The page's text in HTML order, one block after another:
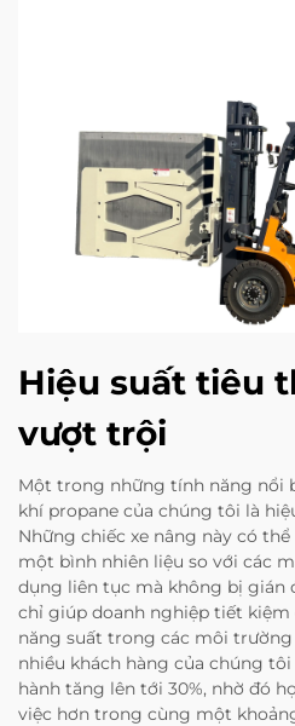
Hiệu suất tiêu
vượt trội
Một trong những tính năng nổi
khí propane của chúng tôi là
Những chiếc xe nâng này có
một bình nhiên liệu so với các
dụng liên tục mà không bị gián
chỉ giúp doanh nghiệp tiết
năng suất trong các môi trường
nhiều khách hàng của chúng
hành tăng lên tới 30%, nhờ đó
việc hơn trong cùng một